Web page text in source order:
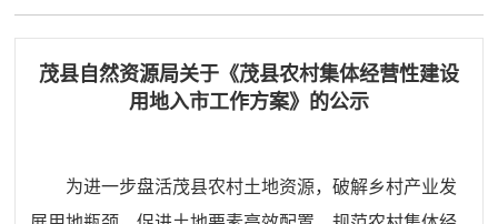
茂县自然资源局关于《茂县农村集体经营性建设
用地入市工作方案》的公示
为进一步盘活茂县农村土地资源，破解乡村产业发